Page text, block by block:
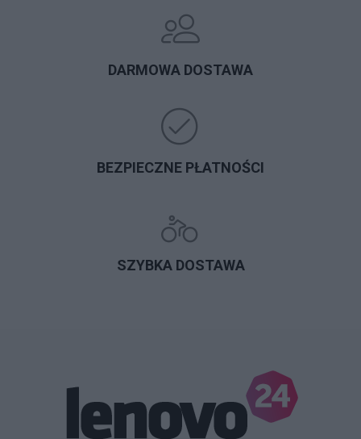
DARMOWA DOSTAWA
BEZPIECZNE PŁATNOŚCI
SZYBKA DOSTAWA